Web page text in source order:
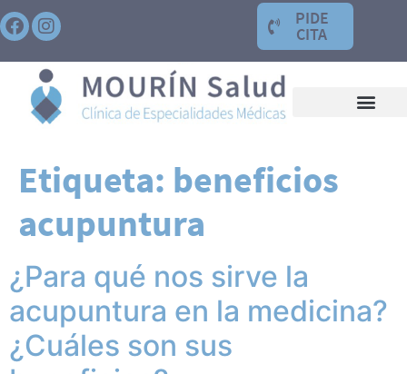
PIDE
CITA
Etiqueta: beneficios
acupuntura
¿Para qué nos sirve la
acupuntura en la medicina?
¿Cuáles son sus